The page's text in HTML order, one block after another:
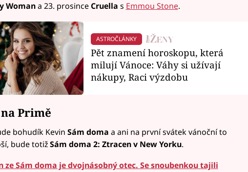
Womana 23. prosince Cruella s Emmou Stone.
ASTROČLÁNKY
Pět znamení horoskopu, která
milují Vánoce: Váhy si užívají
nákupy, Raci výzdobu
Primě
bohudík Kevin Sám doma a ani na první svátek vánoční to
bude totižSám doma 2: Ztracen v New Yorku.
ze Sám doma je dvojnásobný otec. Se snoubenkou tajili